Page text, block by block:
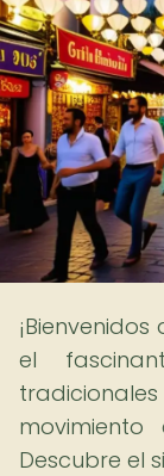
¡Bienvenidos
el
Descubre el